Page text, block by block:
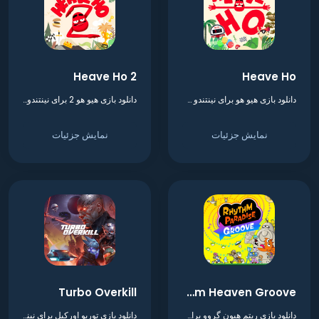
Heave Ho
دانلود بازی هیو هو برای نینتندو سوییچ
نمایش جزئیات
Heave Ho 2
دانلود بازی هیو هو 2 برای نینتندو سوییچ
نمایش جزئیات
Rhythm Heaven Groove
دانلود بازی ریتم هیون گروو برای نینتندو سوییچ
Turbo Overkill
دانلود بازی توربو اورکیل برای نینتندو سوییچ